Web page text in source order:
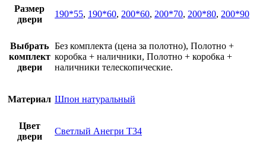
Размер
двери
190*55, 190*60, 200*60, 200*70, 200*80, 200*90
Выбрать
комплект
двери
Без комплекта (цена за полотно), Полотно +
коробка + наличники, Полотно + коробка +
наличники телескопические.
Материал Шпон натуральный
Цвет
двери
Светлый Анегри Т34